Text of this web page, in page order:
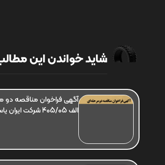
شاید خواندن این
آگهی فراخوان مناقصه دو
الف 405/05 شرکت ایران یاسا تایر و رابر